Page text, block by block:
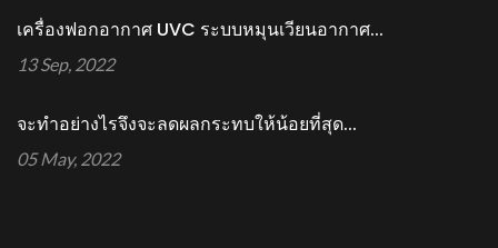
เครื่องฟอกอากาศ UVC ระบบหมุนเวียนอากาศ...
13 Sep, 2022
จะทำอย่างไรจึงจะลดผลกระทบให้น้อยที่สุด...
05 May, 2022